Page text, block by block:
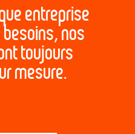
entreprise
nos
toujours
mesure.